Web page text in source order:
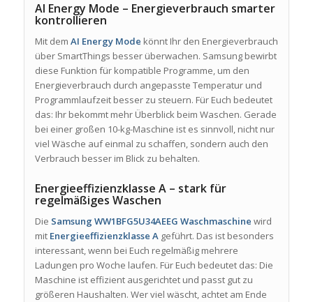
AI Energy Mode – Energieverbrauch smarter
kontrollieren
Mit dem AI Energy Mode könnt Ihr den Energieverbrauch
über SmartThings besser überwachen. Samsung bewirbt
diese Funktion für kompatible Programme, um den
Energieverbrauch durch angepasste Temperatur und
Programmlaufzeit besser zu steuern. Für Euch bedeutet
das: Ihr bekommt mehr Überblick beim Waschen. Gerade
bei einer großen 10-kg-Maschine ist es sinnvoll, nicht nur
viel Wäsche auf einmal zu schaffen, sondern auch den
Verbrauch besser im Blick zu behalten.
Energieeffizienzklasse A – stark für
regelmäßiges Waschen
Die Samsung WW1BFG5U34AEEG Waschmaschine wird
mit Energieeffizienzklasse Ageführt. Das ist besonders
interessant, wenn bei Euch regelmäßig mehrere
Ladungen pro Woche laufen. Für Euch bedeutet das: Die
Maschine ist effizient ausgerichtet und passt gut zu
größeren Haushalten. Wer viel wäscht, achtet am Ende